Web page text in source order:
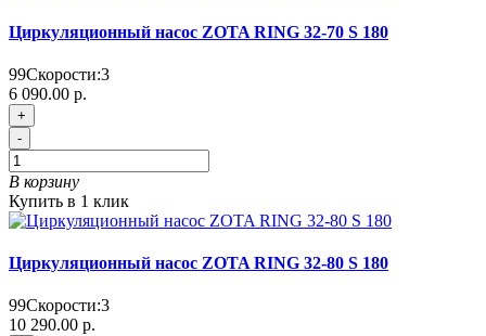
Циркуляционный насос ZOTA RING 32-70 S 180
99Скорости:3
6 090.00 р.
+
-
В корзину
Купить в 1 клик
Циркуляционный насос ZOTA RING 32-80 S 180
99Скорости:3
10 290.00 р.